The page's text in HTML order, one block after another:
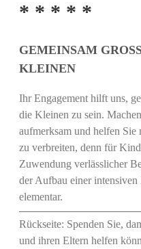
* * * * *
GEMEINSAM
KLEINEN
Ihr Engagement hilft uns,
die Kleinen zu sein.
aufmerksam und helfen Sie
zu verbreiten, denn für
Zuwendung verlässlicher
der Aufbau einer
elementar.
Rückseite: Spenden Sie,
und ihren Eltern helfen